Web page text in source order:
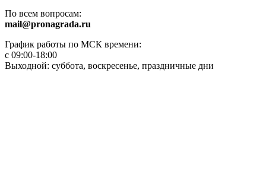
По всем вопросам:
mail@pronagrada.ru
График работы по МСК времени:
с 09:00-18:00
Выходной: суббота, воскресенье, праздничные дни